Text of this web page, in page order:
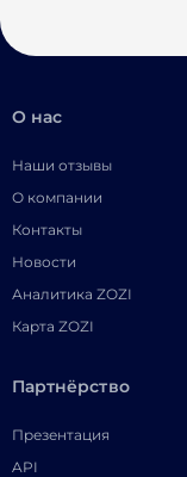
О нас
Наши отзывы
О компании
Контакты
Новости
Аналитика ZOZI
Карта ZOZI
Партнёрство
Презентация
API